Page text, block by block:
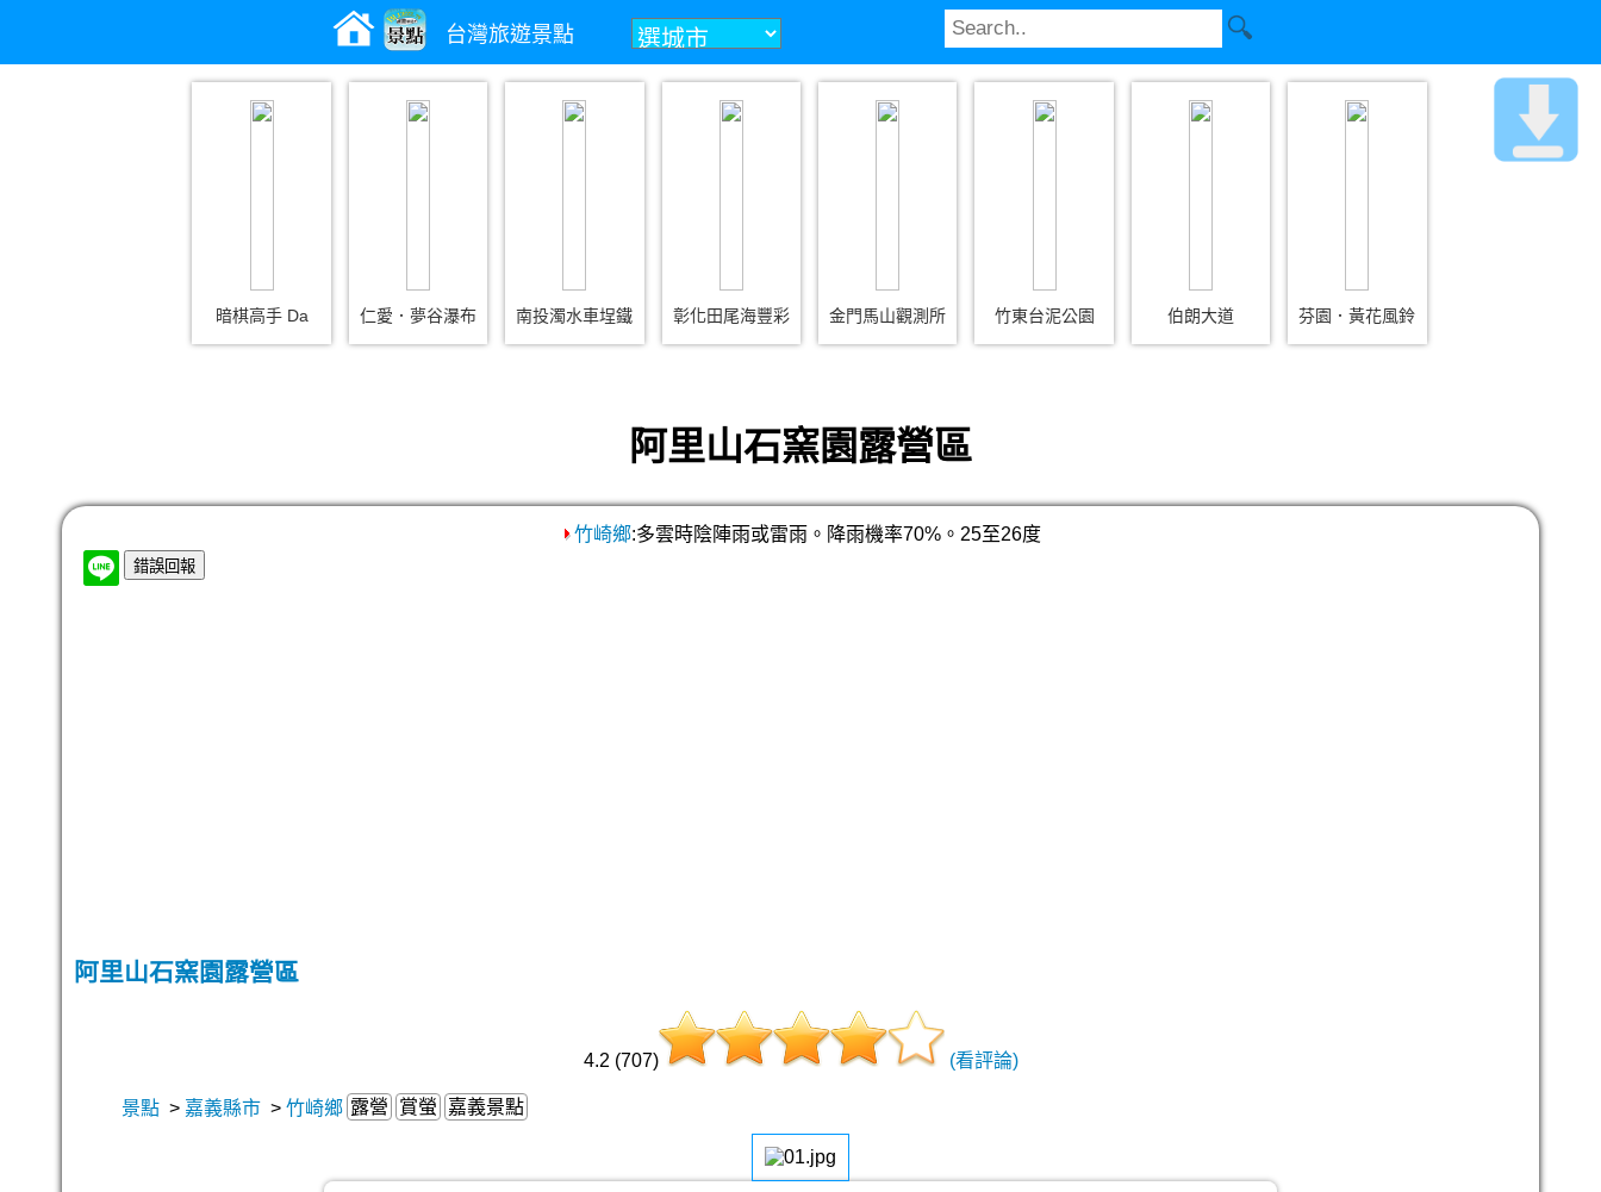
台灣旅遊景點
暗棋高手 Da 仁愛．夢谷瀑布 南投濁水車埕鐵 彰化田尾海豐彩 金門馬山觀測所 竹東台泥公園 伯朗大道 芬園．黃花風鈴
阿里山石窯園露營區
竹崎鄉:多雲時陰陣雨或雷雨。降雨機率70%。25至26度
阿里山石窯園露營區
4.2 (707) (看評論)
景點 > 嘉義縣市 > 竹崎鄉 露營 賞螢 嘉義景點